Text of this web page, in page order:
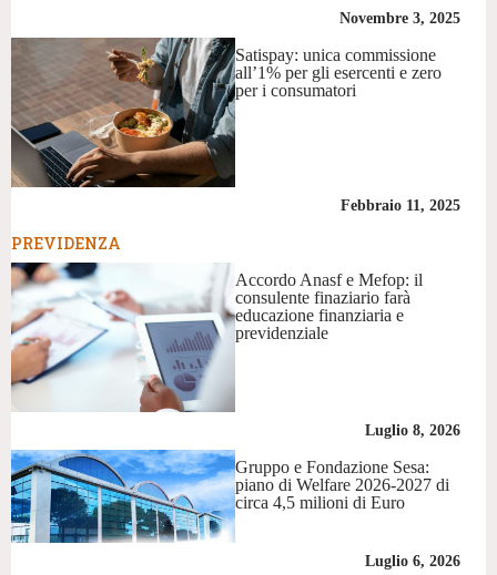
Novembre 3, 2025
Satispay: unica commissione
all’1% per gli esercenti e zero
per i consumatori
Febbraio 11, 2025
PREVIDENZA
Accordo Anasf e Mefop: il
consulente finaziario farà
educazione finanziaria e
previdenziale
Luglio 8, 2026
Gruppo e Fondazione Sesa:
piano di Welfare 2026-2027 di
circa 4,5 milioni di Euro
Luglio 6, 2026